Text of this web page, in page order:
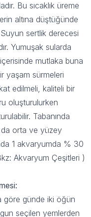
Bu sıcaklık üreme
altına düştüğünde
sertlik derecesi
Yumuşak sularda
mutlaka buna
yaşam sürmeleri
edilmeli, kaliteli bir
oluşturulurken
Tabanında
da orta ve yüzey
1 akvaryumda % 30
Akvaryum Çeşitleri )
göre günde iki öğün
seçilen yemlerden